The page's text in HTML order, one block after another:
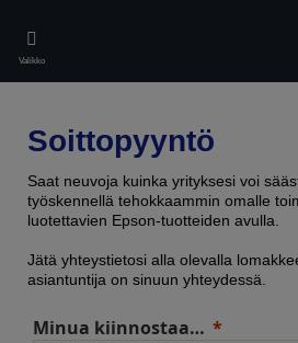
main
content
Valikko
Soittopyyntö
Saat neuvoja kuinka yrityksesi voi
työskennellä tehokkaammin omalle
luotettavien Epson-tuotteiden avulla.
Jätä yhteystietosi alla olevalla
asiantuntija on sinuun yhteydessä.
Minua kiinnostaa…